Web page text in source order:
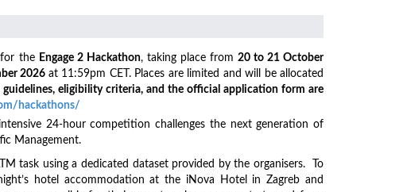
for the Engage 2 Hackathon, taking place from 20 to 21 October
2026 at 11:59pm CET. Places are limited and will be allocated
guidelines, eligibility criteria, and the official application form are
hackathons/
24-hour competition challenges the next generation of
Management.
task using a dedicated dataset provided by the organisers. To
hotel accommodation at the iNova Hotel in Zagreb and